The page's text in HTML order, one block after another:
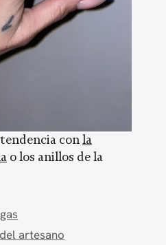
conla
o los anillos de la
artesano